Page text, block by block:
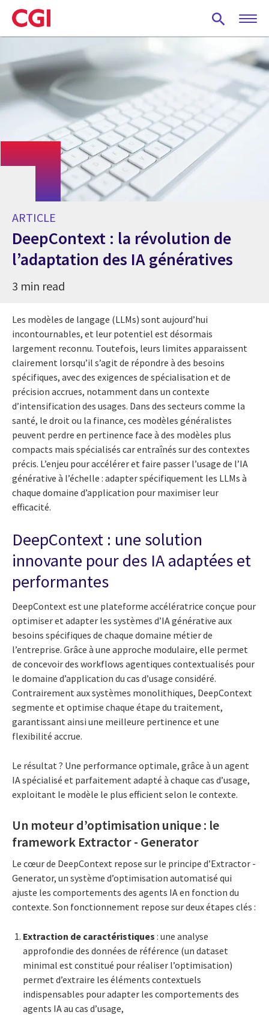
Skip
to
main
ARTICLE
DeepContext : la révolution de
l’adaptation des IA génératives
3 min read
Les modèles de langage (LLMs) sont aujourd’hui
incontournables, et leur potentiel est désormais
largement reconnu. Toutefois, leurs limites apparaissent
clairement lorsqu’il s’agit de répondre à des besoins
spécifiques, avec des exigences de spécialisation et de
précision accrues, notamment dans un contexte
d’intensification des usages. Dans des secteurs comme la
santé, le droit ou la finance, ces modèles généralistes
peuvent perdre en pertinence face à des modèles plus
compacts mais spécialisés car entraînés sur des contextes
précis. L’enjeu pour accélérer et faire passer l’usage de l’IA
générative à l’échelle : adapter spécifiquement les LLMs à
chaque domaine d’application pour maximiser leur
efficacité.
DeepContext : une solution
innovante pour des IA adaptées et
performantes
DeepContext est une plateforme accélératrice conçue pour
optimiser et adapter les systèmes d’IA générative aux
besoins spécifiques de chaque domaine métier de
l’entreprise. Grâce à une approche modulaire, elle permet
de concevoir des workflows agentiques contextualisés pour
le domaine d’application du cas d’usage considéré.
Contrairement aux systèmes monolithiques, DeepContext
segmente et optimise chaque étape du traitement,
garantissant ainsi une meilleure pertinence et une
flexibilité accrue.
Le résultat ? Une performance optimale, grâce à un agent
IA spécialisé et parfaitement adapté à chaque cas d’usage,
exploitant le modèle le plus efficient selon le contexte.
Un moteur d’optimisation unique : le
framework Extractor - Generator
Le cœur de DeepContext repose sur le principe d’Extractor -
Generator, un système d’optimisation automatisé qui
ajuste les comportements des agents IA en fonction du
contexte. Son fonctionnement repose sur deux étapes clés :
Extraction de caractéristiques : une analyse
approfondie des données de référence (un dataset
minimal est constitué pour réaliser l’optimisation)
permet d’extraire les éléments contextuels
indispensables pour adapter les comportements des
agents IA au cas d’usage,